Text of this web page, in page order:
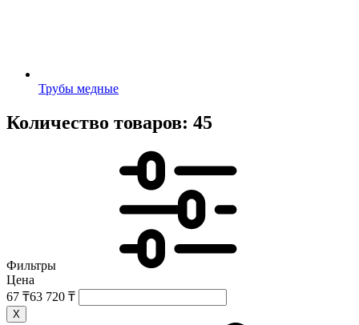
Трубы медные
Количество товаров: 45
Фильтры
Цена
67 ₸63 720 ₸
X